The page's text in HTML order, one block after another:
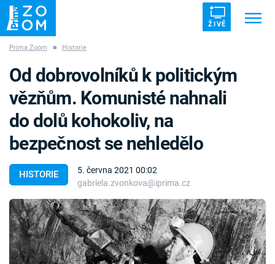
ŽIVĚ
ZÁHADY VETŘELCI DÁVNOVĚKU
Témata
Témata
Pořady
TV Program
Prima Zoom ■ Historie
HISTORIE
5. června 2021 00:02
gabriela.zvonkova@iprima.cz
Od dobrovolníků k politickým
vězňům. Komunisté nahnali
do dolů kohokoliv, na
bezpečnost se nehledělo